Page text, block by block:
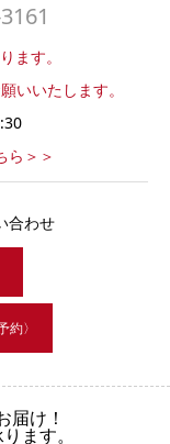
ます。
いいたします。
ら＞＞
合わせ
〉
届け！
ます。